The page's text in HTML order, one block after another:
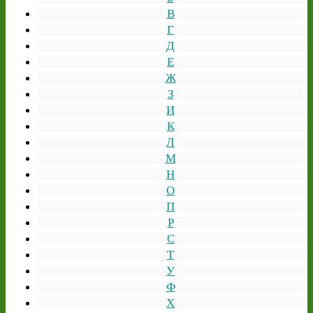
В
Г
Д
Е
Ж
З
И
К
Л
М
Н
О
П
Р
С
Т
У
Ф
Х